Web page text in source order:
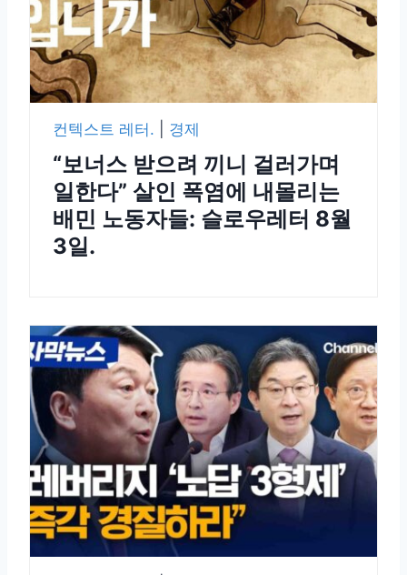
컨텍스트 레터. 경제
“보너스 받으려 끼니 걸러가며
일한다” 살인 폭염에 내몰리는
배민 노동자들: 슬로우레터 8월
3일.